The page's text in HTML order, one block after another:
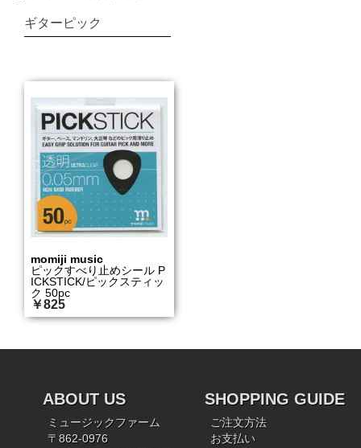
ギターピック
momiji music
ピックすべり止めシール P
ICKSTICK/ピックスティッ
ク 50pc
￥825
ABOUT US
ミュージックファーム
〒862-0976
SHOPPING GUIDE
ご注文方法
お支払い